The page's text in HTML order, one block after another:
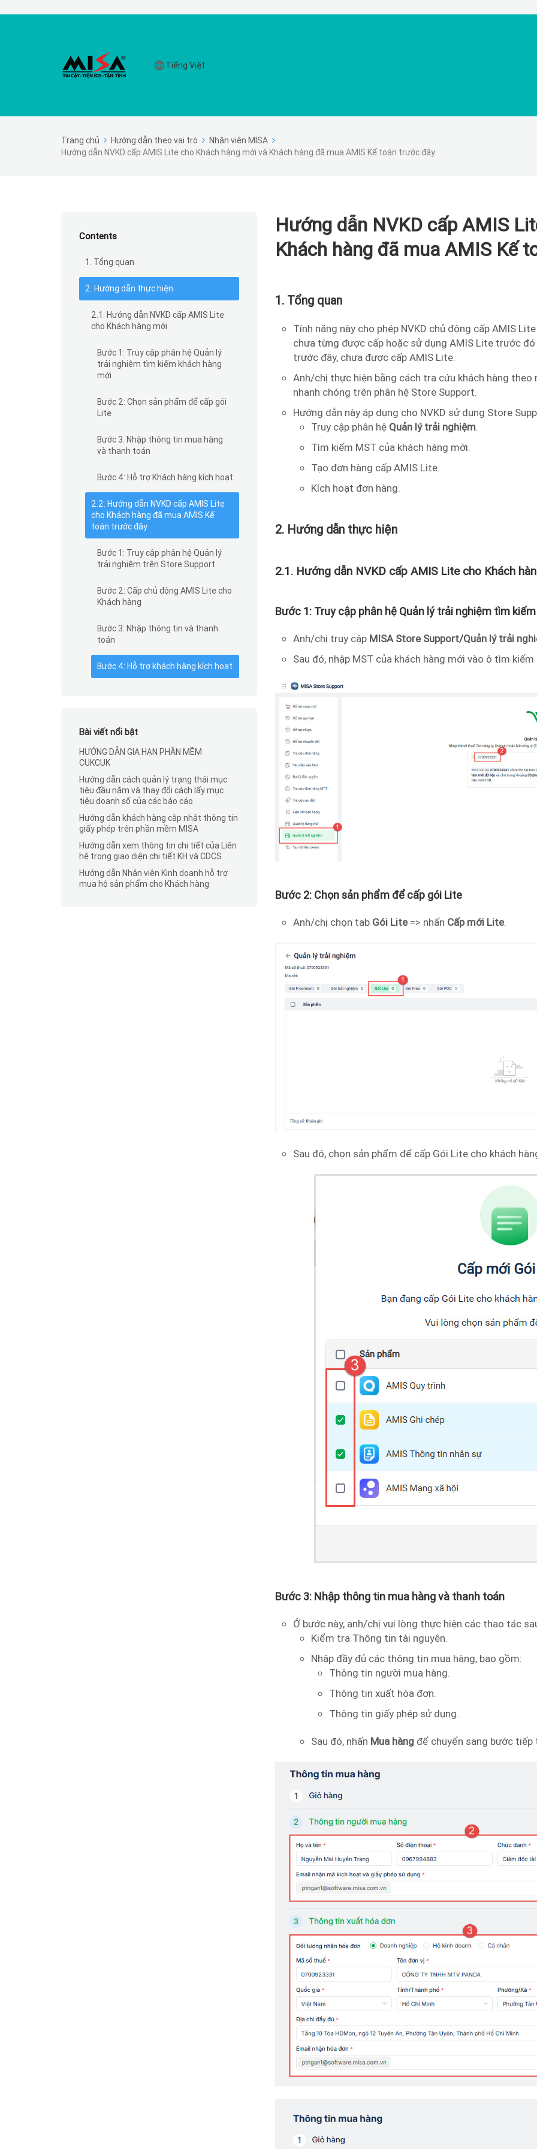
Tiếng Việt
Trang chủ Hướng dẫn theo vai trò
Nhân viên MISA
Hướng dẫn NVKD cấp AMIS Lite cho Khách hàng mới và Khách hàng đã mua AMIS Kế toán trước đây
Contents
1. Tổng quan
2. Hướng dẫn thực hiện
2.1. Hướng dẫn NVKD cấp AMIS Lite
cho Khách hàng mới
Bước 1: Truy cập phân hệ Quản lý
trải nghiệm tìm kiếm khách hàng
mới
Bước 2: Chọn sản phẩm để cấp gói
Lite
Bước 3: Nhập thông tin mua hàng
và thanh toán
Bước 4: Hỗ trợ Khách hàng kích hoạt
2.2. Hướng dẫn NVKD cấp AMIS Lite
cho Khách hàng đã mua AMIS Kế
toán trước đây
Bước 1: Truy cập phân hệ Quản lý
trải nghiệm trên Store Support
Bước 2: Cấp chủ động AMIS Lite cho
Khách hàng
Bước 3: Nhập thông tin và thanh
toán
Bước 4: Hỗ trợ khách hàng kích hoạt
Bài viết nổi bật
HƯỚNG DẪN GIA HẠN PHẦN MỀM
CUKCUK
Hướng dẫn cách quản lý trạng thái mục
tiêu đầu năm và thay đổi cách lấy mục
tiêu doanh số của các báo cáo
Hướng dẫn khách hàng cập nhật thông tin
giấy phép trên phần mềm MISA
Hướng dẫn xem thông tin chi tiết của Liên
hệ trong giao diện chi tiết KH và CDCS
Hướng dẫn Nhân viên Kinh doanh hỗ trợ
mua hộ sản phẩm cho Khách hàng
Hướng dẫn NVKD cấp AMIS
Khách hàng đã mua AMIS Kế
1. Tổng quan
Tính năng này cho phép NVKD chủ động cấp AMIS
chưa từng được cấp hoặc sử dụng AMIS Lite trước
trước đây, chưa được cấp AMIS Lite.
Anh/chị thực hiện bằng cách tra cứu khách hàng
nhanh chóng trên phân hệ Store Support.
Hướng dẫn này áp dụng cho NVKD sử dụng Store
Truy cập phân hệ Quản lý trải nghiệm.
Tìm kiếm MST của khách hàng mới.
Tạo đơn hàng cấp AMIS Lite.
Kích hoạt đơn hàng.
2. Hướng dẫn thực hiện
2.1. Hướng dẫn NVKD cấp AMIS Lite cho Khách
Bước 1: Truy cập phân hệ Quản lý trải nghiệm tìm
Anh/chị truy cập MISA Store Support/Quản lý trải
Sau đó, nhập MST của khách hàng mới vào ô tìm
Bước 2: Chọn sản phẩm để cấp gói Lite
Anh/chị chọn tab Gói Lite=> nhấn Cấp mới Lite.
Sau đó, chọn sản phẩm để cấp Gói Lite cho khách
Bước 3: Nhập thông tin mua hàng và thanh toán
Ở bước này, anh/chị vui lòng thực hiện các thao tác
Kiểm tra Thông tin tài nguyên.
Nhập đầy đủ các thông tin mua hàng, bao gồm:
Thông tin người mua hàng.
Thông tin xuất hóa đơn.
Thông tin giấy phép sử dụng.
Sau đó, nhấn Mua hàng để chuyển sang bước tiếp